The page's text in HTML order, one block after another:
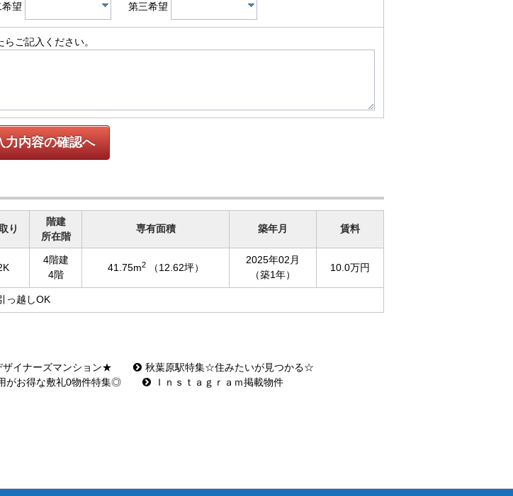
望 第三希望
ご記入ください。
力内容の確認へ
り
階建
所在階
専有面積 築年月 賃料
4階建
4階
41.75m2 （12.62坪）
2025年02月
（築1年）
10.0万円
っ越しOK
ザイナーズマンション★
秋葉原駅特集☆住みたいが見つかる☆
がお得な敷礼0物件特集◎
Ｉｎｓｔａｇｒａｍ掲載物件